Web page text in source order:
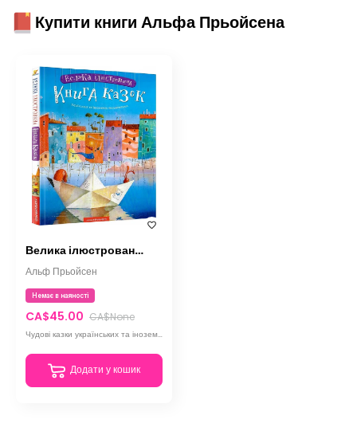
Купити книги Альфа Прьойсена
Велика ілюстрована книга казок. Том 1
Альф Прьойсен
Немає в наяності
CA$45.00 CA$None
Чудові казки українських та іноземних письменників з розкішними ілюстраціями українських художників
Додати у кошик